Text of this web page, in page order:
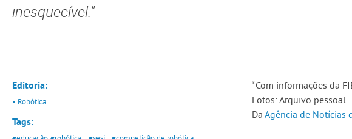
inesquecível."
Editoria:
• Robótica
Tags:
*Com informações da
Fotos: Arquivo pessoal
Da Agência de Notícias